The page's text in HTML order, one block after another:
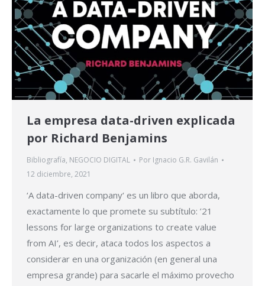
La empresa data-driven explicada
por Richard Benjamins
Bibliografía, NEGOCIO DIGITAL Por Ignacio G.R. Gavilán
12 diciembre, 2021
‘A data-driven company‘ es un libro que aborda,
exactamente lo que promete su subtítulo: ’21
lessons for large organizations to create value
from AI’, es decir, ataca todos los aspectos a
considerar en una organización (en general una
empresa grande) para sacarle el máximo provecho